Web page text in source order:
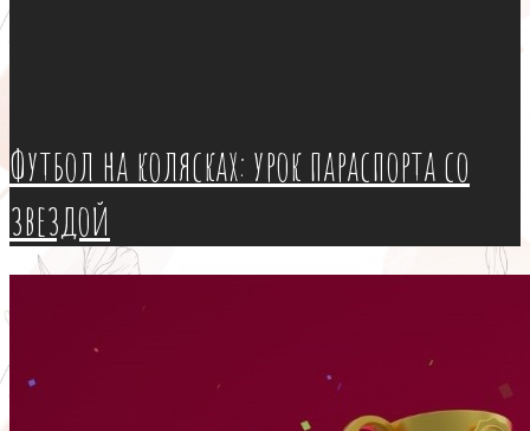
Футбол на колясках: урок параспорта со
звездой